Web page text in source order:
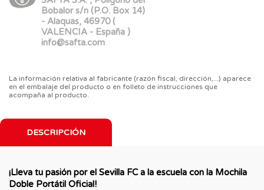
Bobalor s/n (P.O. Box 14)
- Alaquas, 46970 (
VALENCIA - España )
info@safta.com
La información relativa al fabricante (razón fiscal, dirección,...) aparece
en el embalaje del producto o en folleto de instrucciones que
acompaña al producto.
DESCRIPCIÓN
¡Lleva tu pasión por el Sevilla FC a la escuela con la Mochila
Doble Portátil Oficial!